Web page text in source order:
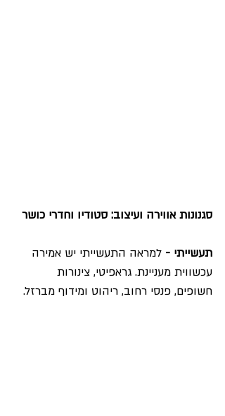
סגנונות אווירה ועיצוב: סטודיו וחדרי כושר
תעשייתי - למראה התעשייתי יש אמירה
עכשווית מעניינת. גראפיטי, צינורות
חשופים, פנסי רחוב, ריהוט ומידוף מברזל.